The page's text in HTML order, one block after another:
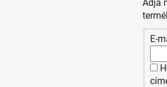
Adja
E-